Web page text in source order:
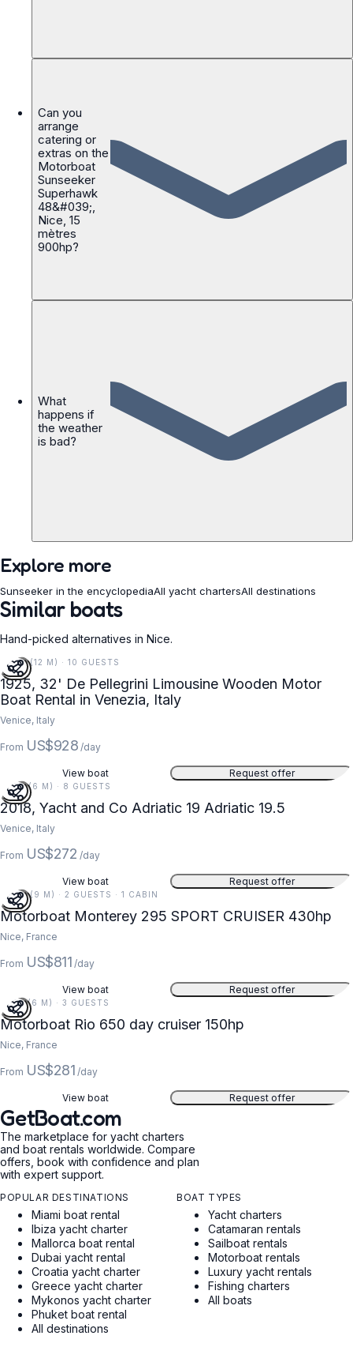
Can you
arrange
catering or
extras on the
Motorboat
Sunseeker
Superhawk
48&#039;,
Nice, 15
mètres
900hp?
What
happens if
the weather
is bad?
Explore more
Sunseeker in the encyclopediaAll yacht chartersAll destinations
Similar boats
Hand-picked alternatives in Nice.
39 FT (12 M) · 10 GUESTS
1925, 32' De Pellegrini Limousine Wooden Motor
Boat Rental in Venezia, Italy
Venice, Italy
From US$928 /day
View boat Request offer
19 FT (6 M) · 8 GUESTS
2018, Yacht and Co Adriatic 19 Adriatic 19.5
Venice, Italy
From US$272 /day
View boat Request offer
30 FT (9 M) · 2 GUESTS · 1 CABIN
Motorboat Monterey 295 SPORT CRUISER 430hp
Nice, France
From US$811 /day
View boat Request offer
21 FT (6 M) · 3 GUESTS
Motorboat Rio 650 day cruiser 150hp
Nice, France
From US$281 /day
View boat Request offer
GetBoat.com
The marketplace for yacht charters
and boat rentals worldwide. Compare
offers, book with confidence and plan
with expert support.
POPULAR DESTINATIONS
Miami boat rental
Ibiza yacht charter
Mallorca boat rental
Dubai yacht rental
Croatia yacht charter
Greece yacht charter
Mykonos yacht charter
Phuket boat rental
All destinations
BOAT TYPES
Yacht charters
Catamaran rentals
Sailboat rentals
Motorboat rentals
Luxury yacht rentals
Fishing charters
All boats